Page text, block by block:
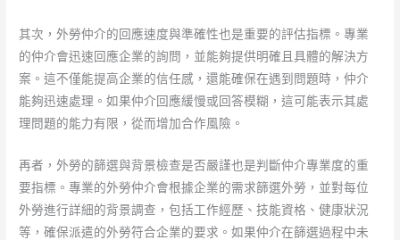
其次，外勞仲介的回應速度與準確性也是重要的評估指標。專業
的仲介會迅速回應企業的詢問，並能夠提供明確且具體的解決方
案。這不僅能提高企業的信任感，還能確保在遇到問題時，仲介
能夠迅速處理。如果仲介回應緩慢或回答模糊，這可能表示其處
理問題的能力有限，從而增加合作風險。
再者，外勞的篩選與背景檢查是否嚴謹也是判斷仲介專業度的重
要指標。專業的外勞仲介會根據企業的需求篩選外勞，並對每位
外勞進行詳細的背景調查，包括工作經歷、技能資格、健康狀況
等，確保派遣的外勞符合企業的要求。如果仲介在篩選過程中未